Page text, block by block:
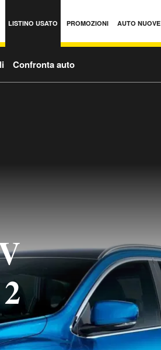
LISTINO USATO PROMOZIONI AUTO NUOVE
Confronta auto